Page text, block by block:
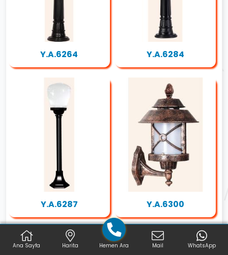
Y.A.6264 Y.A.6284
Y.A.6287 Y.A.6300
Ana Sayfa Harita Hemen Ara Mail WhatsApp